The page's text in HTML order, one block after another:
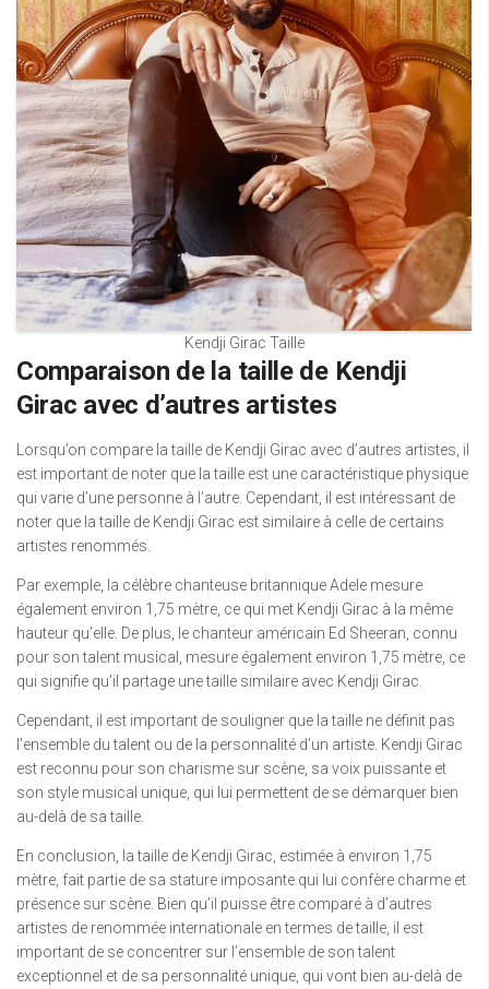
Kendji Girac Taille
Comparaison de la taille de Kendji
Girac avec d’autres artistes
Lorsqu’on compare la taille de Kendji Girac avec d’autres artistes, il
est important de noter que la taille est une caractéristique physique
qui varie d’une personne à l’autre. Cependant, il est intéressant de
noter que la taille de Kendji Girac est similaire à celle de certains
artistes renommés.
Par exemple, la célèbre chanteuse britannique Adele mesure
également environ 1,75 mètre, ce qui met Kendji Girac à la même
hauteur qu’elle. De plus, le chanteur américain Ed Sheeran, connu
pour son talent musical, mesure également environ 1,75 mètre, ce
qui signifie qu’il partage une taille similaire avec Kendji Girac.
Cependant, il est important de souligner que la taille ne définit pas
l’ensemble du talent ou de la personnalité d’un artiste. Kendji Girac
est reconnu pour son charisme sur scène, sa voix puissante et
son style musical unique, qui lui permettent de se démarquer bien
au-delà de sa taille.
En conclusion, la taille de Kendji Girac, estimée à environ 1,75
mètre, fait partie de sa stature imposante qui lui confère charme et
présence sur scène. Bien qu’il puisse être comparé à d’autres
artistes de renommée internationale en termes de taille, il est
important de se concentrer sur l’ensemble de son talent
exceptionnel et de sa personnalité unique, qui vont bien au-delà de